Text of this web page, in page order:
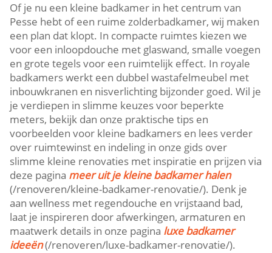
Of je nu een kleine badkamer in het centrum van
Pesse hebt of een ruime zolderbadkamer, wij maken
een plan dat klopt. In compacte ruimtes kiezen we
voor een inloopdouche met glaswand, smalle voegen
en grote tegels voor een ruimtelijk effect. In royale
badkamers werkt een dubbel wastafelmeubel met
inbouwkranen en nisverlichting bijzonder goed. Wil je
je verdiepen in slimme keuzes voor beperkte
meters, bekijk dan onze praktische tips en
voorbeelden voor kleine badkamers en lees verder
over ruimtewinst en indeling in onze gids over
slimme kleine renovaties met inspiratie en prijzen via
deze pagina meer uit je kleine badkamer halen
(/renoveren/kleine-badkamer-renovatie/). Denk je
aan wellness met regendouche en vrijstaand bad,
laat je inspireren door afwerkingen, armaturen en
maatwerk details in onze pagina luxe badkamer
ideeën(/renoveren/luxe-badkamer-renovatie/).